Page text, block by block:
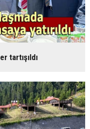
tartışıldı